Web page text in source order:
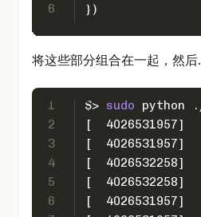
6
})
将这些部分组合在一起，然后
1
2
3
4
5
6
$> sudo python
[
[  4026531957]
[
[
[  4026531957]